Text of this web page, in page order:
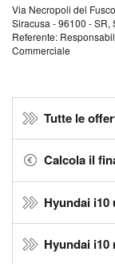
Via Necropoli del
Siracusa - 96100 - SR,
Referente:
Commerciale
Tutte le
Calcola il
Hyundai i10
Hyundai i10